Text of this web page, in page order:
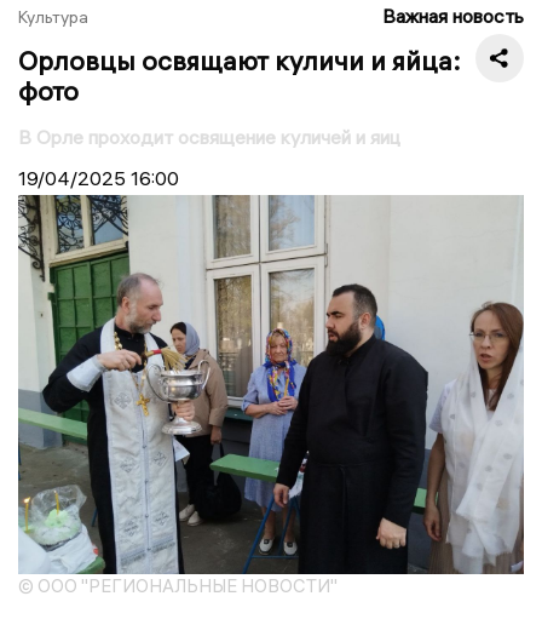
Культура Важная новость
Орловцы освящают куличи и яйца:
фото
В Орле проходит освящение куличей и яиц
19/04/2025 16:00
© ООО "РЕГИОНАЛЬНЫЕ НОВОСТИ"